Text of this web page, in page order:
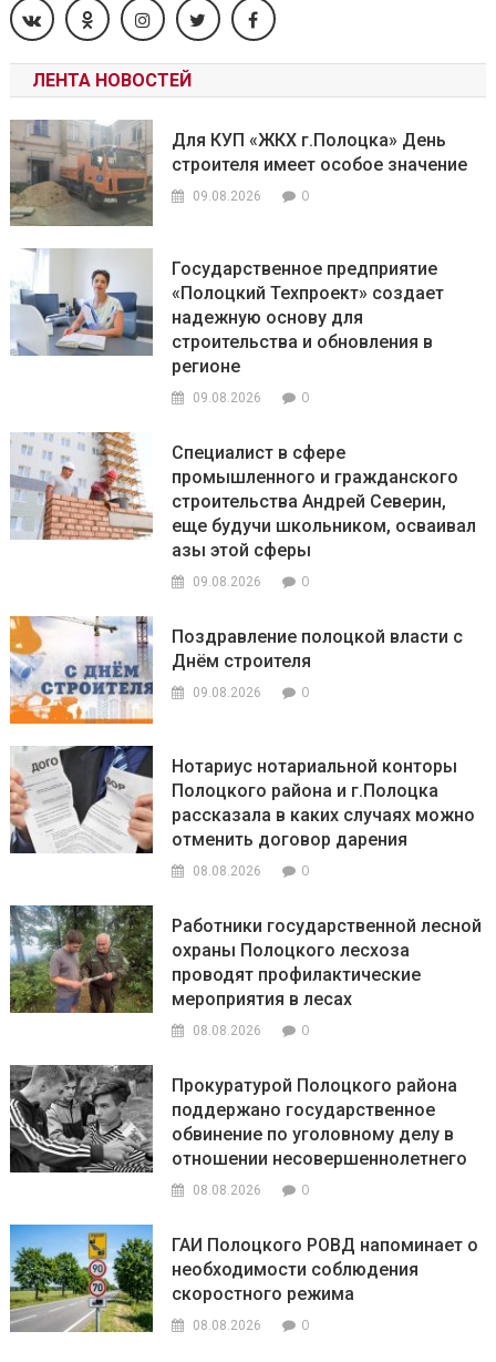
ЛЕНТА НОВОСТЕЙ
Для КУП «ЖКХ г.Полоцка» День
строителя имеет особое значение
09.08.2026 0
Государственное предприятие
«Полоцкий Техпроект» создает
надежную основу для
строительства и обновления в
регионе
09.08.2026 0
Специалист в сфере
промышленного и гражданского
строительства Андрей Северин,
еще будучи школьником, осваивал
азы этой сферы
09.08.2026 0
Поздравление полоцкой власти с
Днём строителя
09.08.2026 0
Нотариус нотариальной конторы
Полоцкого района и г.Полоцка
рассказала в каких случаях можно
отменить договор дарения
08.08.2026 0
Работники государственной лесной
охраны Полоцкого лесхоза
проводят профилактические
мероприятия в лесах
08.08.2026 0
Прокуратурой Полоцкого района
поддержано государственное
обвинение по уголовному делу в
отношении несовершеннолетнего
08.08.2026 0
ГАИ Полоцкого РОВД напоминает о
необходимости соблюдения
скоростного режима
08.08.2026 0